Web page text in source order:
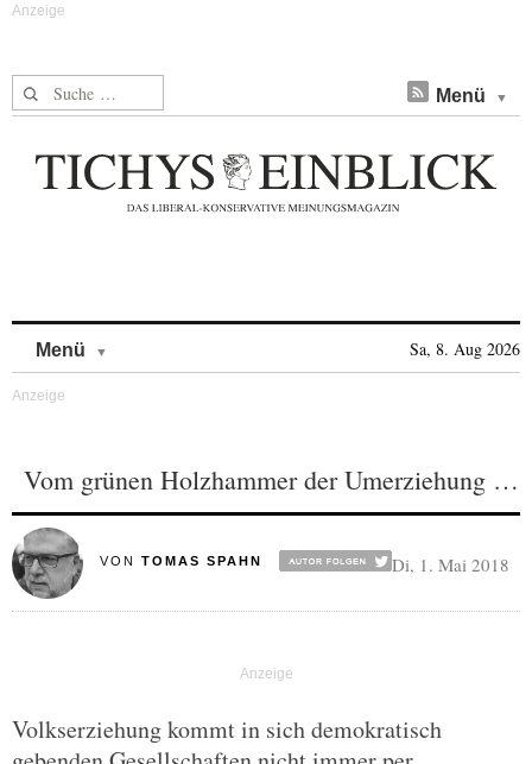
Suche nach: Menü
Menü Sa, 8. Aug 2026
Vom grünen Holzhammer der Umerziehung …
VON TOMAS SPAHN Di, 1. Mai 2018
Volkserziehung kommt in sich demokratisch